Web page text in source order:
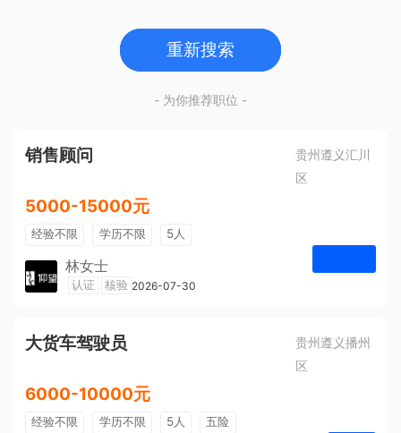
重新搜索
- 为你推荐职位 -
销售顾问
贵州遵义汇川
区
5000-15000元
经验不限 学历不限 5人
林女士
遵义仰望体验空间
认证 核验 2026-07-30
大货车驾驶员
贵州遵义播州
区
6000-10000元
经验不限 学历不限 5人
五险